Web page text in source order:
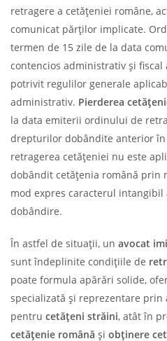
retragere a cetățeniei române,
comunicat părților implicate.
termen de 15 zile de la data
contencios administrativ și fiscal
potrivit regulilor generale
administrativ. Pierderea
la data emiterii ordinului de
drepturilor dobândite anterior în
retragerea cetățeniei nu este
dobândit cetățenia română prin
mod expres caracterul intangibil
dobândire.
În astfel de situații, un avocat
sunt îndeplinite condițiile de
poate formula apărări solide,
specializată și reprezentare prin
pentru cetățeni străini, atât în
cetățenie română și obținere